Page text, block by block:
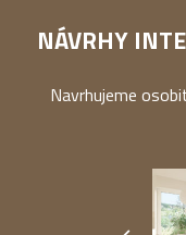
NÁVRHY
Navrhujeme